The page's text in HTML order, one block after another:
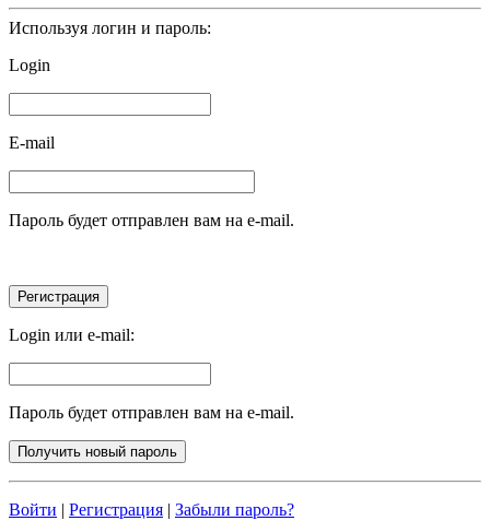
Используя логин и пароль:
Login
E-mail
Пароль будет отправлен вам на e-mail.
Login или e-mail:
Пароль будет отправлен вам на e-mail.
Войти | Регистрация | Забыли пароль?